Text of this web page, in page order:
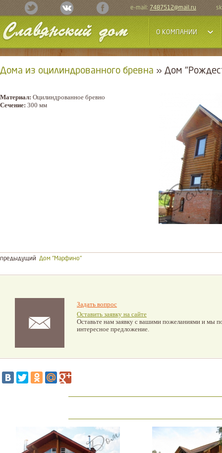
e-mail: 7487512@mail.ru
О КОМПАНИИ
Дома из оцилиндрованного бревна » Дом
Материал: Оцилиндрованное бревно
Сечение: 300 мм
предыдущий Дом "Марфино"
Задать вопрос
Оставить заявку на сайте
Оставьте нам заявку с вашими пожеланиями и мы
интересное предложение.